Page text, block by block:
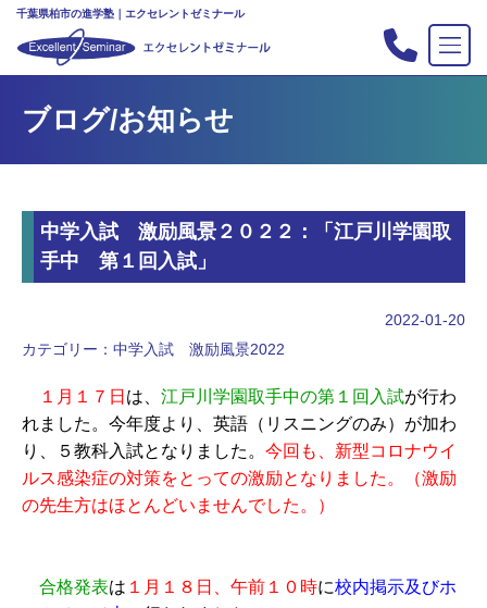
千葉県柏市の進学塾｜エクセレントゼミナール
塾の紹介
合格実績
入会案内
新・主宰のブログ
私立中高リンク集
プライバシーポリシー
お問い合わせ
ブログ/お知らせ
中学入試 激励風景２０２２：「江戸川学園取
手中 第１回入試」
2022-01-20
カテゴリー： 中学入試 激励風景2022
１月１７日 は、 江戸川学園取手中の第１回入試が行わ
れました。今年度より、英語（リスニングのみ）が加わ
り、５教科入試となりました。 今回も、新型コロナウイ
ルス感染症の対策をとっての激励となりました。（激励
の先生方はほとんどいませんでした。）
合格発表は １月１８日、午前１０時に校内掲示及びホ